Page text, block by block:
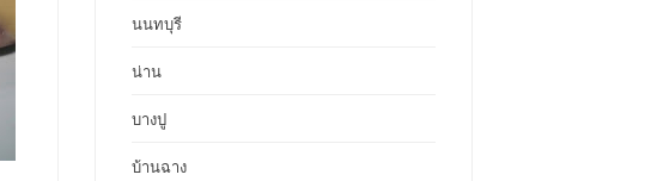
นนทบุรี
น่าน
บางปู
บ้านฉาง